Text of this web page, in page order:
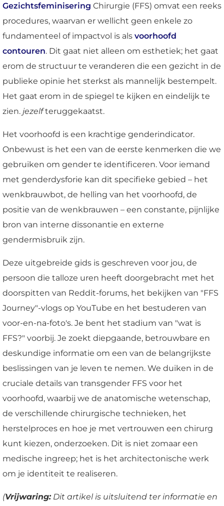
Gezichtsfeminisering Chirurgie (FFS) omvat een reeks
procedures, waarvan er wellicht geen enkele zo
fundamenteel of impactvol is als voorhoofd
contouren. Dit gaat niet alleen om esthetiek; het gaat
erom de structuur te veranderen die een gezicht in de
publieke opinie het sterkst als mannelijk bestempelt.
Het gaat erom in de spiegel te kijken en eindelijk te
zien. jezelfteruggekaatst.
Het voorhoofd is een krachtige genderindicator.
Onbewust is het een van de eerste kenmerken die we
gebruiken om gender te identificeren. Voor iemand
met genderdysforie kan dit specifieke gebied – het
wenkbrauwbot, de helling van het voorhoofd, de
positie van de wenkbrauwen – een constante, pijnlijke
bron van interne dissonantie en externe
gendermisbruik zijn.
Deze uitgebreide gids is geschreven voor jou, de
persoon die talloze uren heeft doorgebracht met het
doorspitten van Reddit-forums, het bekijken van "FFS
Journey"-vlogs op YouTube en het bestuderen van
voor-en-na-foto's. Je bent het stadium van "wat is
FFS?" voorbij. Je zoekt diepgaande, betrouwbare en
deskundige informatie om een van de belangrijkste
beslissingen van je leven te nemen. We duiken in de
cruciale details van transgender FFS voor het
voorhoofd, waarbij we de anatomische wetenschap,
de verschillende chirurgische technieken, het
herstelproces en hoe je met vertrouwen een chirurg
kunt kiezen, onderzoeken. Dit is niet zomaar een
medische ingreep; het is het architectonische werk
om je identiteit te realiseren.
(Vrijwaring:Dit artikel is uitsluitend ter informatie en